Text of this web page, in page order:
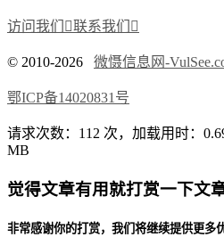
访问我们 联系我们 
© 2010-2026 微慑信息网-
鄂ICP备14020831号
请求次数：112 次，加载用时：
MB
觉得文章有用就打赏一下文
非常感谢你的打赏，我们将继续提供更多